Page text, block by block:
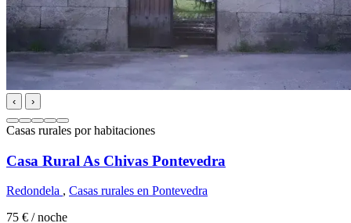
‹ ›
Casas rurales por habitaciones
Casa Rural As Chivas Pontevedra
Redondela , Casas rurales en Pontevedra
75 € / noche